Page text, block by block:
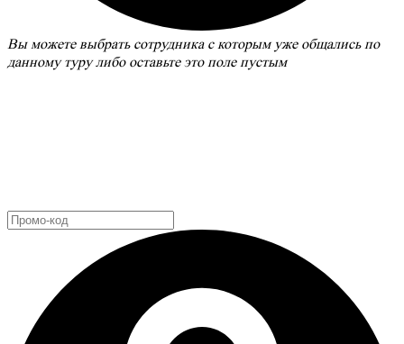
Вы можете выбрать сотрудника с которым уже общались по
данному туру либо оставьте это поле пустым